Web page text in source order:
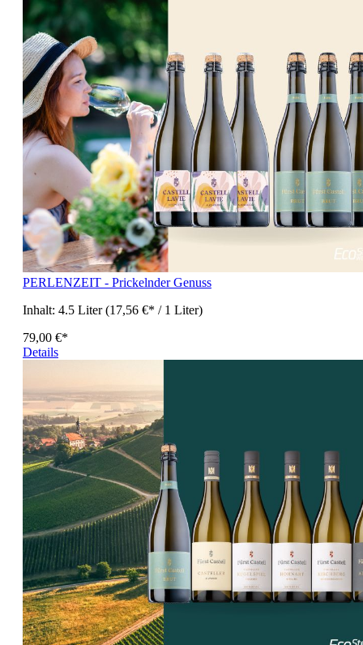
PERLENZEIT - Prickelnder Genuss
Inhalt: 4.5 Liter(17,56 €* / 1 Liter)
79,00 €*
Details